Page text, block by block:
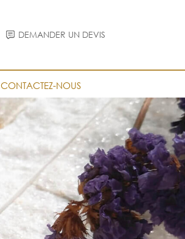
DEMANDER UN DEVIS
CONTACTEZ-NOUS